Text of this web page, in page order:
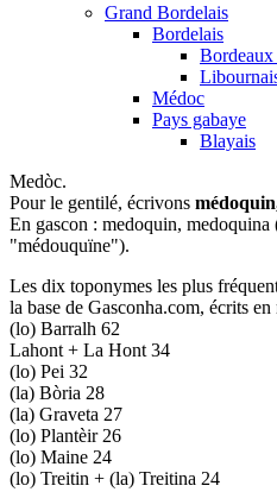
Grand Bordelais
Bordelais
Médoc
Pays gabaye
Blayais
Medòc.
Pour le gentilé, écrivons
En gascon : medoquin,
"médouquïne").
Les dix toponymes les plus
la base de Gasconha.com, écrits
(lo) Barralh 62
Lahont + La Hont 34
(lo) Pei 32
(la) Bòria 28
(la) Graveta 27
(lo) Plantèir 26
(lo) Maine 24
(lo) Treitin + (la) Treitina 24